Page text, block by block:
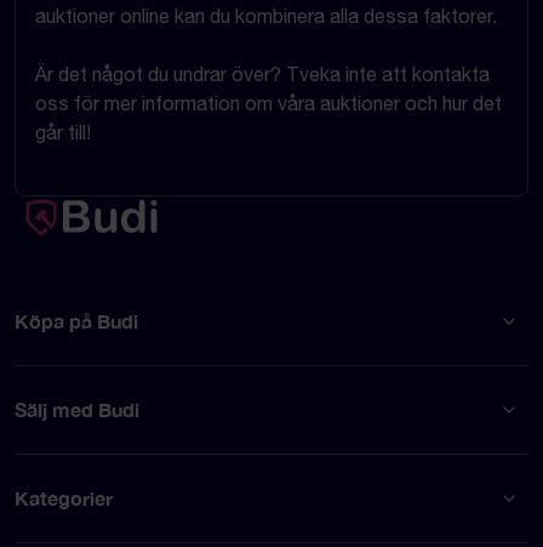
auktioner online kan du kombinera alla dessa faktorer.
Är det något du undrar över? Tveka inte att kontakta
oss för mer information om våra auktioner och hur det
går till!
Köpa på Budi
Sälj med Budi
Kategorier